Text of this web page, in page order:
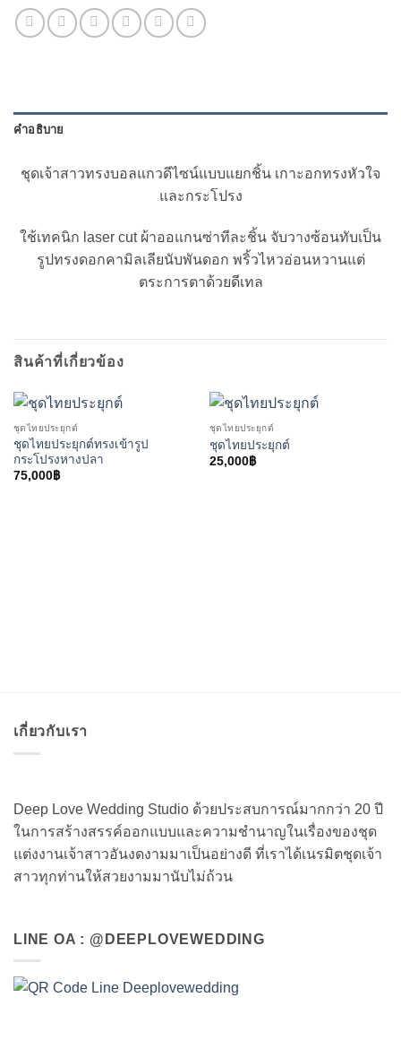
คำอธิบาย
ชุดเจ้าสาวทรงบอลแกวดีไซน์แบบแยกชิ้น เกาะอกทรงหัวใจ
และกระโปรง
ใช้เทคนิก laser cut ผ้าออแกนซ่าทีละชิ้น จับวางซ้อนทับเป็น
รูปทรงดอกคามิลเลียนับพันดอก พริ้วไหวอ่อนหวานแต่
ตระการตาด้วยดีเทล
สินค้าที่เกี่ยวข้อง
ชุดไทยประยุกต์
ชุดไทยประยุกต์ทรงเข้ารูป
กระโปรงหางปลา
75,000฿
ชุดไทยประยุกต์
ชุดไทยประยุกต์
25,000฿
เกี่ยวกับเรา
Deep Love Wedding Studio ด้วยประสบการณ์มากกว่า 20 ปี
ในการสร้างสรรค์ออกแบบและความชำนาญในเรื่องของชุด
แต่งงานเจ้าสาวอันงดงามมาเป็นอย่างดี ที่เราได้เนรมิตชุดเจ้า
สาวทุกท่านให้สวยงามมานับไม่ถ้วน
LINE OA : @DEEPLOVEWEDDING